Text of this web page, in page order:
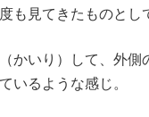
も見てきたものとし
かいり）して、外側
いるような感じ。